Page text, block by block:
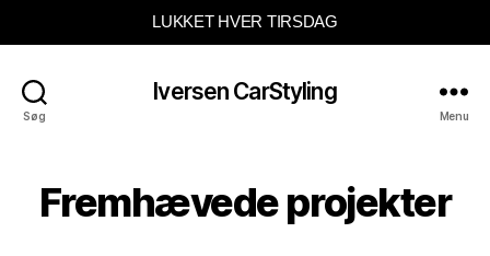
LUKKET HVER TIRSDAG
Søg
Iversen CarStyling
Menu
Fremhævede projekter